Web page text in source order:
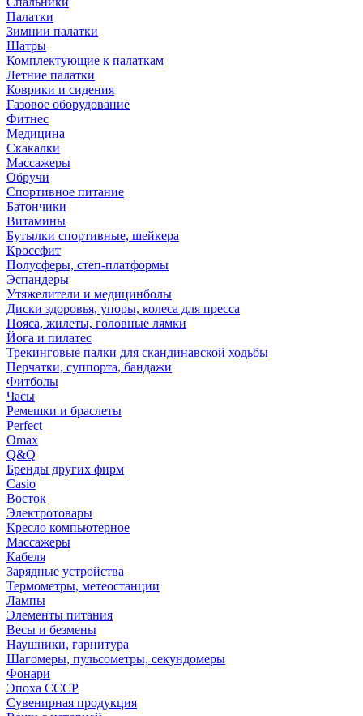
Палатки
Зимнии палатки
Шатры
Комплектующие к палаткам
Летние палатки
Коврики и сидения
Газовое оборудование
Фитнес
Медицина
Скакалки
Массажеры
Обручи
Спортивное питание
Батончики
Витамины
Бутылки спортивные, шейкера
Кроссфит
Полусферы, степ-платформы
Эспандеры
Утяжелители и медицинболы
Диски здоровья, упоры, колеса для пресса
Пояса, жилеты, головные лямки
Йога и пилатес
Трекинговые палки для скандинавской ходьбы
Перчатки, суппорта, бандажи
Фитболы
Часы
Ремешки и браслеты
Perfect
Omax
Q&Q
Бренды других фирм
Casio
Восток
Электротовары
Кресло компьютерное
Массажеры
Кабеля
Зарядные устройства
Термометры, метеостанции
Лампы
Элементы питания
Весы и безмены
Наушники, гарнитура
Шагомеры, пульсометры, секундомеры
Фонари
Эпоха СССР
Сувенирная продукция